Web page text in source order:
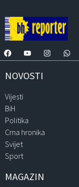
NOVOSTI
Vijesti
BiH
Politika
Crna hronika
Svijet
Sport
MAGAZIN